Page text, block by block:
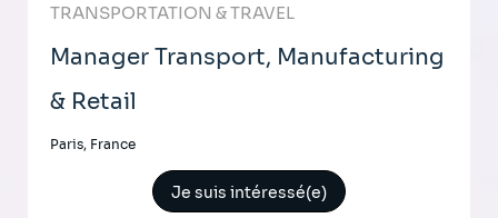
TRANSPORTATION & TRAVEL
Manager Transport, Manufacturing
& Retail
Paris, France
Je suis intéressé(e)